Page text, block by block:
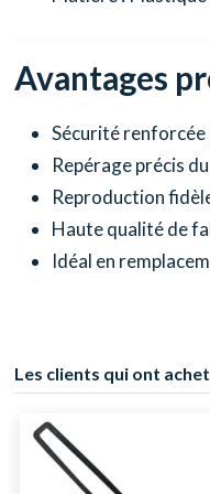
Avantages
Sécurité renforcée
Repérage précis
Reproduction
Haute qualité de
Idéal en
Les clients qui ont